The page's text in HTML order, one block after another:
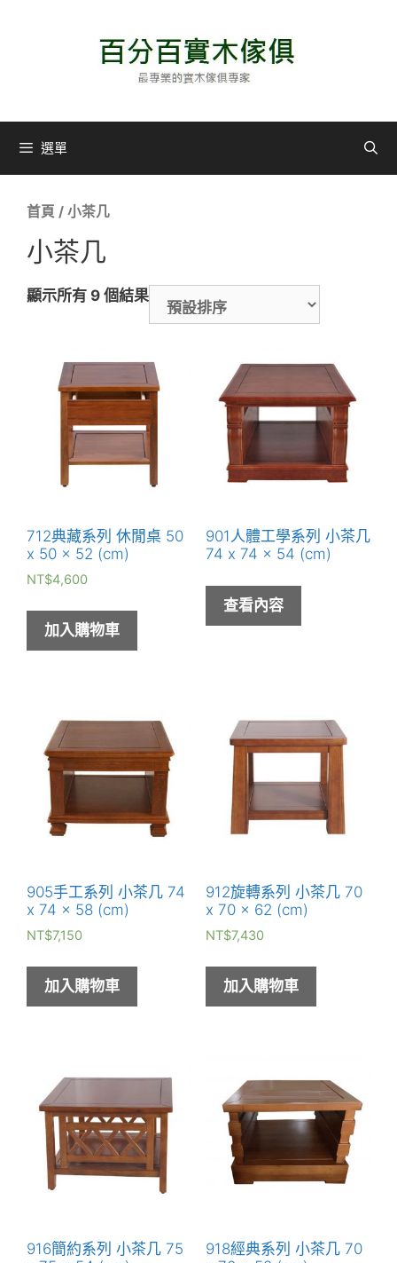
選單
首頁 / 小茶几
小茶几
顯示所有 9 個結果
712典藏系列 休閒桌 50
x 50 x 52 (cm)
NT$4,600
加入購物車
901人體工學系列 小茶几
74 x 74 x 54 (cm)
查看內容
905手工系列 小茶几 74
x 74 x 58 (cm)
NT$7,150
加入購物車
912旋轉系列 小茶几 70
x 70 x 62 (cm)
NT$7,430
加入購物車
916簡約系列 小茶几 75
918經典系列 小茶几 70